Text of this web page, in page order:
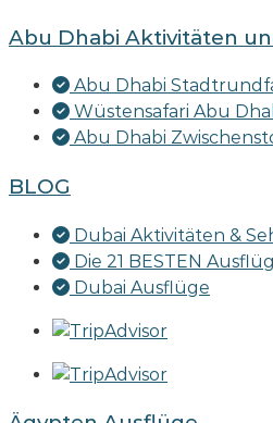
Abu Dhabi Aktivitäten
Abu Dhabi
Wüstensafari Abu
Abu Dhabi
BLOG
Dubai Aktivitäten &
Die 21 BESTEN
Dubai Ausflüge